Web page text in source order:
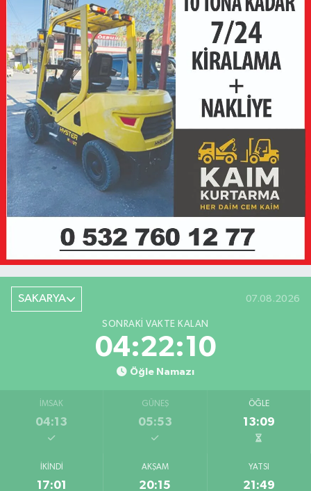
SAKARYA 07.08.2026
SONRAKI VAKTE KALAN
04:22:10
Öğle Namazı
İMSAK
04:13
GÜNEŞ
05:53
ÖĞLE
13:09
İKINDI
17:01
AKŞAM
20:15
YATSI
21:49